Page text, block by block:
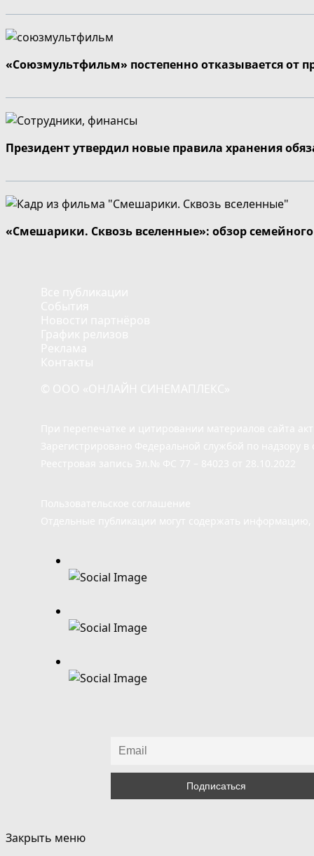
«Союзмультфильм» постепенно отказывается от
Президент утвердил новые правила хранения
«Смешарики. Сквозь вселенные»: обзор
Закрыть меню